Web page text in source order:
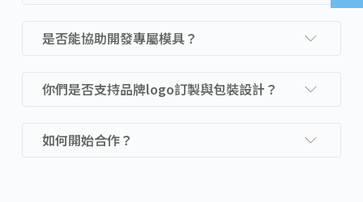
是否能協助開發專屬模具？
你們是否支持品牌logo訂製與包裝設計？
如何開始合作？